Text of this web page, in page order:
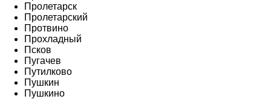
Пролетарск
Пролетарский
Протвино
Прохладный
Псков
Пугачев
Путилково
Пушкин
Пушкино